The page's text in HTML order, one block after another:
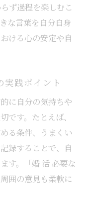
ず過程を楽しむこ
な言葉を自分自身
ける心の安定や自
実践ポイント
に自分の気持ちや
です。たとえば、
る条件、うまくい
録することで、自
す。「婚 活 必要な
囲の意見も柔軟に